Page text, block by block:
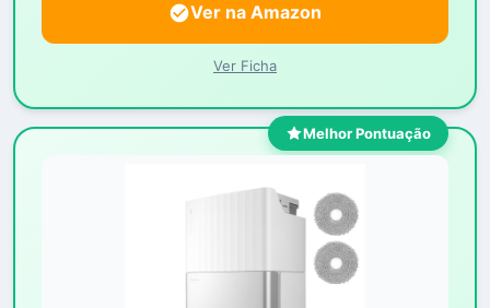
Ver na Amazon
Ver Ficha
Melhor Pontuação